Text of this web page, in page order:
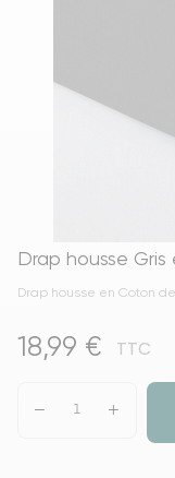
Drap housse
Drap housse en Coton
18,99 € TTC